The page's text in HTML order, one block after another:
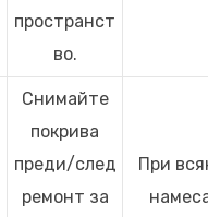
пространст
во.
Снимайте
покрива
преди/след
ремонт за
При